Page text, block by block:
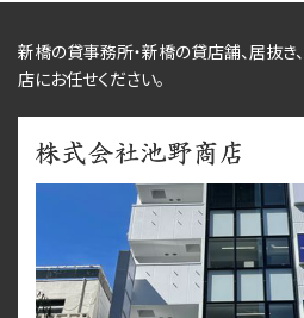
新橋の貸事務所・新橋の貸店舗、居抜き、
店にお任せください。